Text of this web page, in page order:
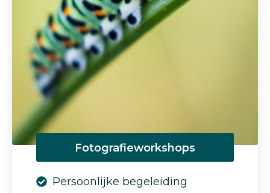
Fotografieworkshops
Persoonlijke begeleiding